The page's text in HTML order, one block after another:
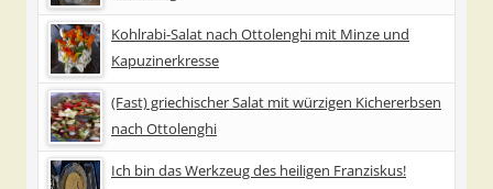
Kohlrabi-Salat nach Ottolenghi mit Minze und
Kapuzinerkresse
(Fast) griechischer Salat mit würzigen Kichererbsen
nach Ottolenghi
Ich bin das Werkzeug des heiligen Franziskus!